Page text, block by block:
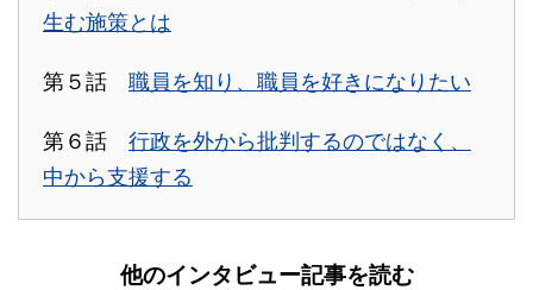
生む施策とは
第５話 職員を知り、職員を好きになりたい
第６話 行政を外から批判するのではなく、
中から支援する
他のインタビュー記事を読む